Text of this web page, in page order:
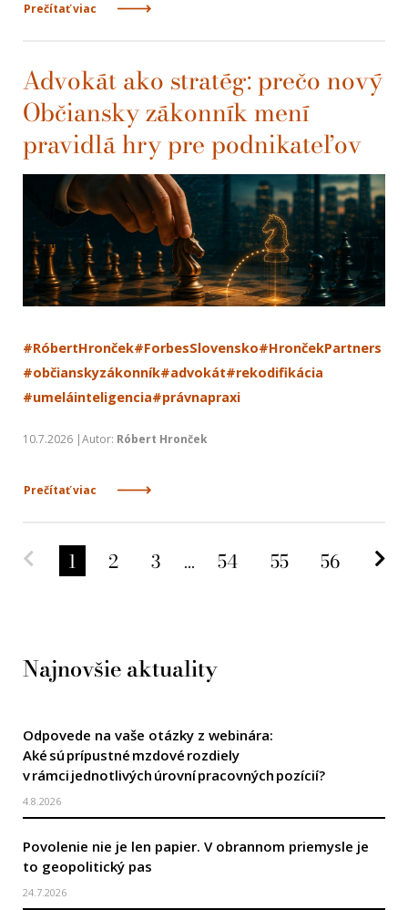
Prečítať viac
Advokát ako stratég: prečo nový
Občiansky zákonník mení
pravidlá hry pre podnikateľov
#RóbertHronček#ForbesSlovensko#HrončekPartners
#občianskyzákonník#advokát#rekodifikácia
#umeláinteligencia#právnapraxi
10.7.2026 |Autor: Róbert Hronček
Prečítať viac
Predchádzajúca strana
1 2 3 ... 54 55 56
Najnovšie aktuality
Odpovede na vaše otázky z webinára:
Aké sú prípustné mzdové rozdiely
v rámci jednotlivých úrovní pracovných pozícií?
4.8.2026
Povolenie nie je len papier. V obrannom priemysle je
to geopolitický pas
24.7.2026